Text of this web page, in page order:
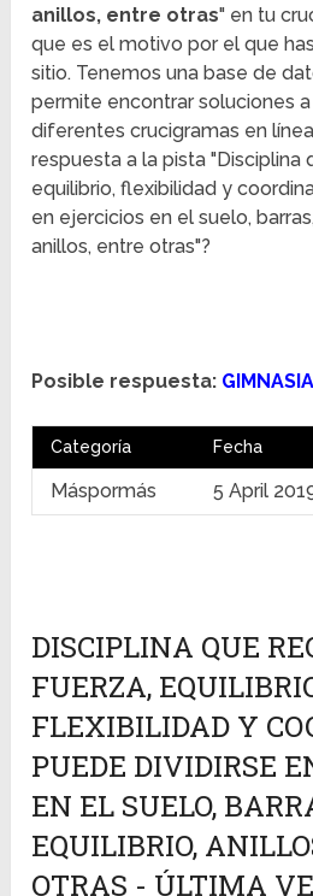
anillos, entre otras" en tu
que es el motivo por el que
sitio. Tenemos una base de
permite encontrar soluciones
diferentes crucigramas en
respuesta a la pista "Disciplina
equilibrio, flexibilidad y
en ejercicios en el suelo,
anillos, entre otras"?
Posible respuesta:
Categoría Fecha
Máspormás 5 April
DISCIPLINA QUE
FUERZA,
FLEXIBILIDAD Y
PUEDE DIVIDIRSE
EN EL SUELO,
EQUILIBRIO,
OTRAS - ÚLTIMA